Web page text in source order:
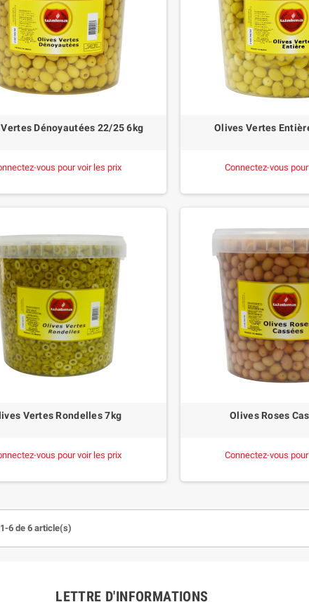
Dénoyautées 22/25 6kg
vous pour voir les prix
Olives Vertes
Connectez-vous
Vertes Rondelles 7kg
vous pour voir les prix
Olives Roses
Connectez-vous
6 de 6 article(s)
LETTRE D'INFORMATIONS